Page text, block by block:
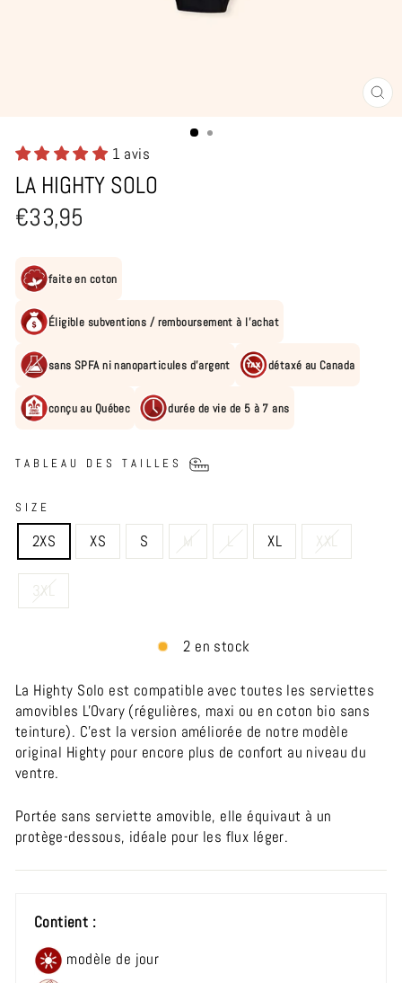
1 avis
LA HIGHTY SOLO
Prix
régulier
€33,95
faite en coton
Éligible subventions / remboursement à l'achat
sans SPFA ni nanoparticules d'argent détaxé au Canada
conçu au Québec durée de vie de 5 à 7 ans
TABLEAU DES TAILLES
SIZE
2XS XS S M L XL XXL
3XL
2 en stock
La Highty Solo est compatible avec toutes les serviettes
amovibles L'Ovary (régulières, maxi ou en coton bio sans
teinture). C'est la version améliorée de notre modèle
original Highty pour encore plus de confort au niveau du
ventre.
Portée sans serviette amovible, elle équivaut à un
protège-dessous, idéale pour les flux léger.
Contient :
modèle de jour